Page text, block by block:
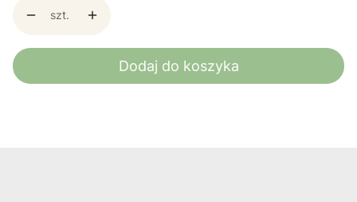
szt.
Dodaj do koszyka